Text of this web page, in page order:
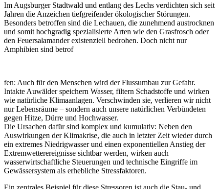
Im Augsburger Stadtwald und entlang des Lechs verdichten sich seit
Jahren die Anzeichen tiefgreifender ökologischer Störungen.
Besonders betroffen sind die Lechauen, die zunehmend austrocknen
und somit hochgradig spezialisierte Arten wie den Grasfrosch oder
den Feuersalamander existenziell bedrohen. Doch nicht nur
Amphibien sind betrof
fen: Auch für den Menschen wird der Flussumbau zur Gefahr.
Intakte Auwälder speichern Wasser, filtern Schadstoffe und wirken
wie natürliche Klimaanlagen. Verschwinden sie, verlieren wir nicht
nur Lebensräume – sondern auch unsere natürlichen Verbündeten
gegen Hitze, Dürre und Hochwasser.
Die Ursachen dafür sind komplex und kumulativ: Neben den
Auswirkungen der Klimakrise, die auch in letzter Zeit wieder durch
ein extremes Niedrigwasser und einen exponentiellen Anstieg der
Extremwetterereignisse sichtbar werden, wirken auch
wasserwirtschaftliche Steuerungen und technische Eingriffe im
Gewässersystem als erhebliche Stressfaktoren.
Ein zentrales Beispiel für diese Stressoren ist auch die Stau- und